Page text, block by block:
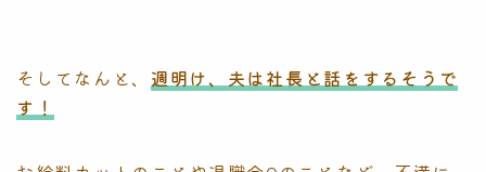
そしてなんと、 週明け、夫は社長と話をするそうで
す！